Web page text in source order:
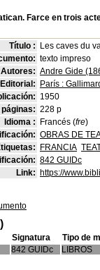
Farce en trois
Título :
Les caves du
texto impreso
Autores: Andre Gide
Editorial:
París :
1950
páginas: 228 p
Idioma :
Francés (fre)
OBRAS DE
FRANCIA
842 GUIDc
Link: https://
Signatura
Tipo de
842 GUIDc LIBROS